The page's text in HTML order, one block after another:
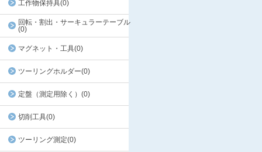
工作物保持具(0)
回転・割出・サーキュラーテーブル
(0)
マグネット・工具(0)
ツーリングホルダー(0)
定盤（測定用除く）(0)
切削工具(0)
ツーリング測定(0)